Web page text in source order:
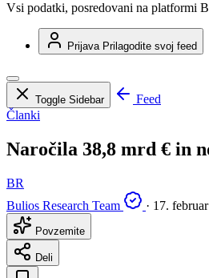
Vsi podatki, posredovani na platformi
Prijava Prilagodite svoj feed
Toggle Sidebar
Feed
Članki
Naročila 38,8 mrd € in
BR
Bulios Research Team
· 17.
Povzemite
Deli